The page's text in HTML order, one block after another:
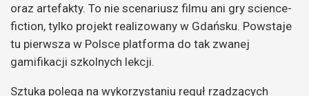
oraz artefakty. To nie scenariusz filmu ani gry science-
fiction, tylko projekt realizowany w Gdańsku. Powstaje
tu pierwsza w Polsce platforma do tak zwanej
gamifikacji szkolnych lekcji.
Sztuka polega na wykorzystaniu reguł rządzących